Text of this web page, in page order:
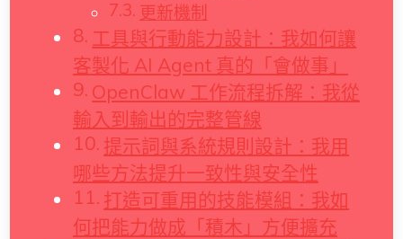
更新機制
工具與行動能力設計：我如何讓
客製化 AI Agent 真的「會做事」
OpenClaw 工作流程拆解：我從
輸入到輸出的完整管線
提示詞與系統規則設計：我用
哪些方法提升一致性與安全性
打造可重用的技能模組：我如
何把能力做成「積木」方便擴充